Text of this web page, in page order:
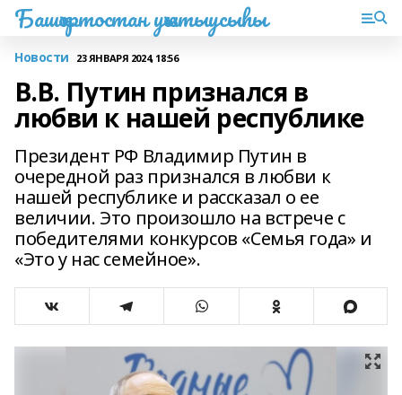
Башҡортостан уҡытыусыһы
Новости 23 ЯНВАРЯ 2024, 18:56
В.В. Путин признался в
любви к нашей республике
Президент РФ Владимир Путин в
очередной раз признался в любви к
нашей республике и рассказал о ее
величии. Это произошло на встрече с
победителями конкурсов «Семья года» и
«Это у нас семейное».